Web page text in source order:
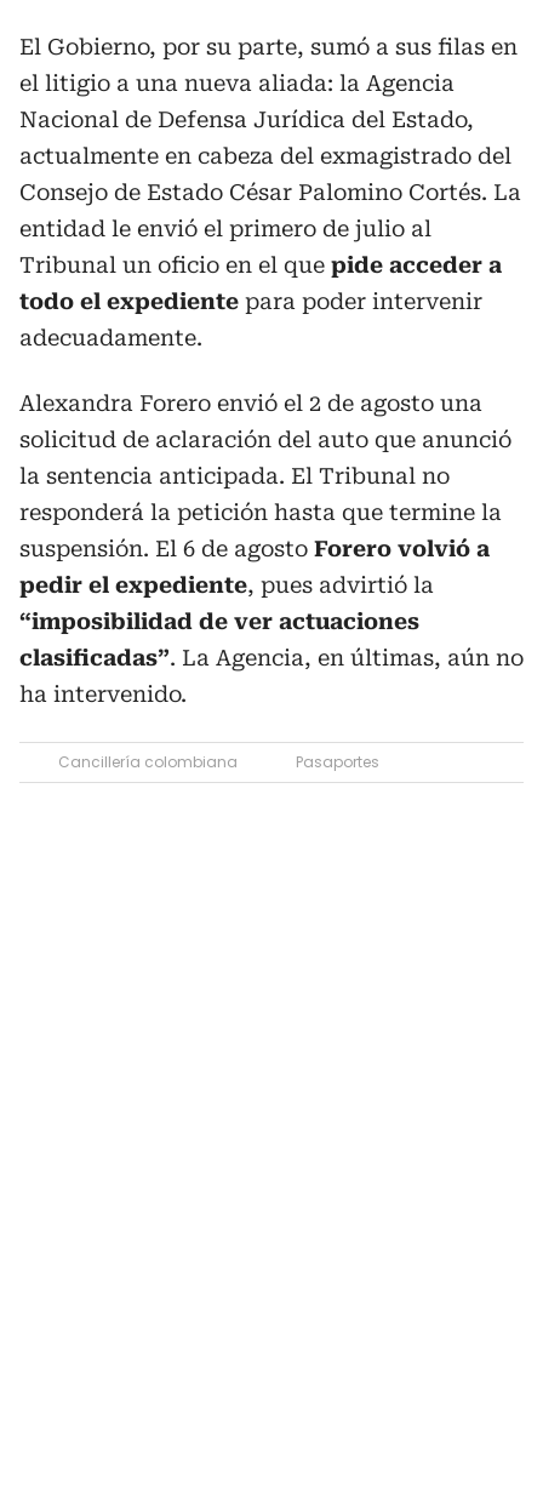
El Gobierno, por su parte, sumó a sus filas en
el litigio a una nueva aliada: la Agencia
Nacional de Defensa Jurídica del Estado,
actualmente en cabeza del exmagistrado del
Consejo de Estado César Palomino Cortés. La
entidad le envió el primero de julio al
Tribunal un oficio en el que pide acceder a
todo el expediente para poder intervenir
adecuadamente.
Alexandra Forero envió el 2 de agosto una
solicitud de aclaración del auto que anunció
la sentencia anticipada. El Tribunal no
responderá la petición hasta que termine la
suspensión. El 6 de agosto Forero volvió a
pedir el expediente, pues advirtió la
“imposibilidad de ver actuaciones
clasificadas”. La Agencia, en últimas, aún no
ha intervenido.
Cancillería colombiana Pasaportes